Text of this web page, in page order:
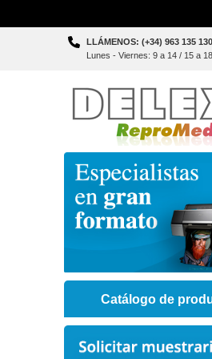
Skip
LLÁMENOS: (+34) 963 135 130
Lunes - Viernes: 9 a 14 / 15 a
Catálogo de